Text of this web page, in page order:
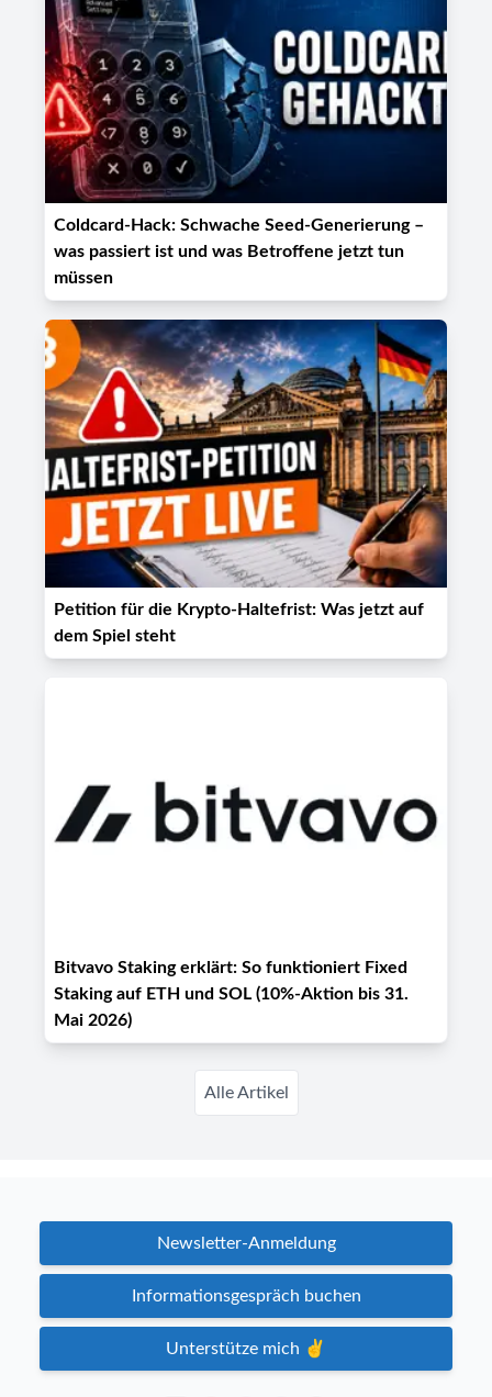
Coldcard-Hack: Schwache Seed-Generierung –
was passiert ist und was Betroffene jetzt tun
müssen
Petition für die Krypto-Haltefrist: Was jetzt auf
dem Spiel steht
Bitvavo Staking erklärt: So funktioniert Fixed
Staking auf ETH und SOL (10%-Aktion bis 31.
Mai 2026)
Alle Artikel
Newsletter-Anmeldung
Informationsgespräch buchen
Unterstütze mich ✌️